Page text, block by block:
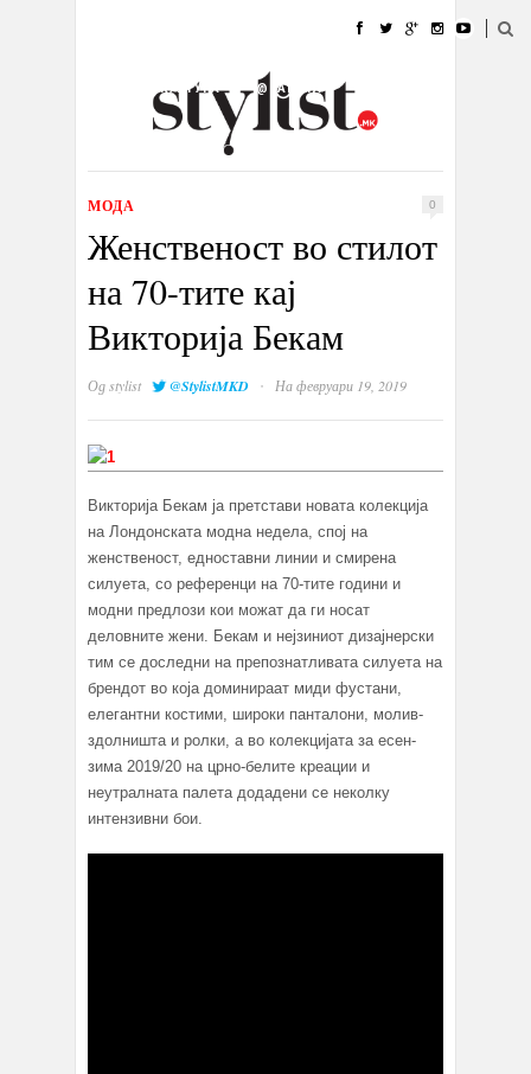
УБАВИНА
КУЛТУРА @РАБОТА
ИЗЛОГ
МОДА 0
Женственост во стилот
на 70-тите кај
Викторија Бекам
Одstylist @StylistMKD · На февруари 19, 2019
Викторија Бекам ја претстави новата колекција
на Лондонската модна недела, спој на
женственост, едноставни линии и смирена
силуета, со референци на 70-тите години и
модни предлози кои можат да ги носат
деловните жени. Бекам и нејзиниот дизајнерски
тим се доследни на препознатливата силуета на
брендот во која доминираат миди фустани,
елегантни костими, широки панталони, молив-
здолништа и ролки, а во колекцијата за есен-
зима 2019/20 на црно-белите креации и
неутралната палета додадени се неколку
интензивни бои.